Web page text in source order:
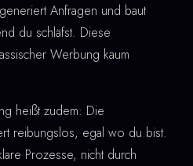
Anfragen und baut
du schläfst. Diese
Werbung kaum
heißt zudem: Die
reibungslos, egal wo du bist.
Prozesse, nicht durch